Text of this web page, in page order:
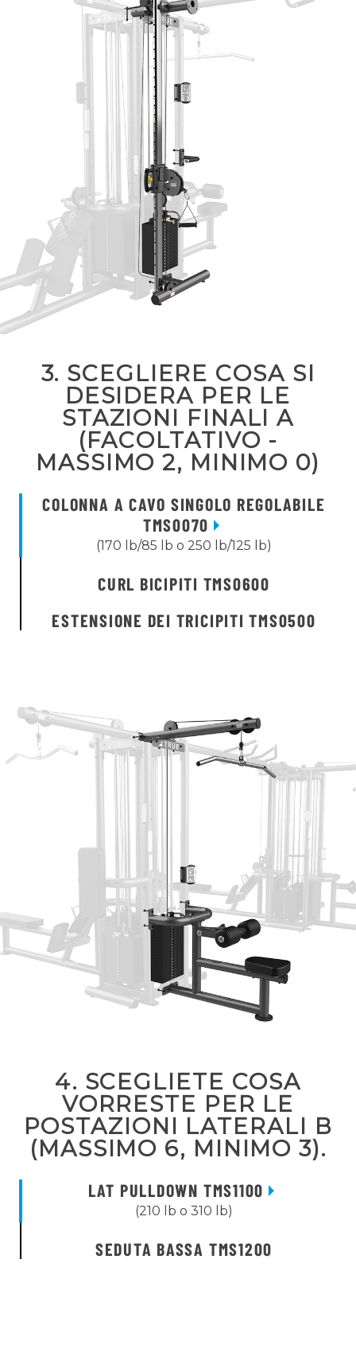
3. SCEGLIERE COSA SI
DESIDERA PER LE
STAZIONI FINALI A
(FACOLTATIVO -
MASSIMO 2, MINIMO 0)
COLONNA A CAVO SINGOLO REGOLABILE
TMS0070
(170 lb/85 lb o 250 lb/125 lb)
CURL BICIPITI TMS0600
ESTENSIONE DEI TRICIPITI TMS0500
4. SCEGLIETE COSA
VORRESTE PER LE
POSTAZIONI LATERALI B
(MASSIMO 6, MINIMO 3).
LAT PULLDOWN TMS1100
(210 lb o 310 lb)
SEDUTA BASSA TMS1200